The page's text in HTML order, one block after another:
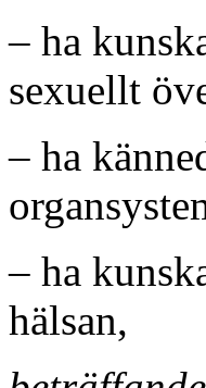
– ha
sexuellt
– ha
– ha
hälsan,